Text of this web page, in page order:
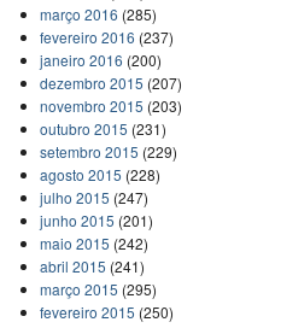
março 2016 (285)
fevereiro 2016 (237)
janeiro 2016 (200)
dezembro 2015 (207)
novembro 2015 (203)
outubro 2015 (231)
setembro 2015 (229)
agosto 2015 (228)
julho 2015 (247)
junho 2015 (201)
maio 2015 (242)
abril 2015 (241)
março 2015 (295)
fevereiro 2015 (250)